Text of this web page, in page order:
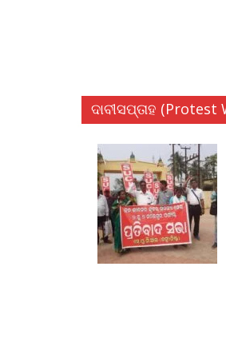
ଦାବୀସପ୍ତାହ (Protest